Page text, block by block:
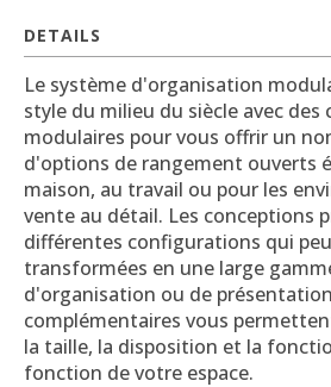
DETAILS
Le système d'organisation
style du milieu du siècle avec des
modulaires pour vous offrir un
d'options de rangement ouverts
maison, au travail ou pour les
vente au détail. Les conceptions
différentes configurations qui
transformées en une large
d'organisation ou de
complémentaires vous
la taille, la disposition et la
fonction de votre espace.